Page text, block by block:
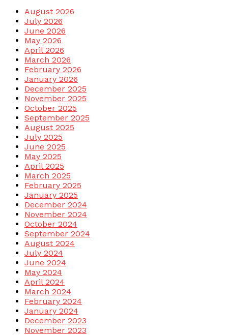
August 2026
July 2026
June 2026
May 2026
April 2026
March 2026
February 2026
January 2026
December 2025
November 2025
October 2025
September 2025
August 2025
July 2025
June 2025
May 2025
April 2025
March 2025
February 2025
January 2025
December 2024
November 2024
October 2024
September 2024
August 2024
July 2024
June 2024
May 2024
April 2024
March 2024
February 2024
January 2024
December 2023
November 2023